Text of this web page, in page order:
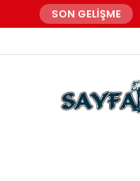
SON GELİŞME